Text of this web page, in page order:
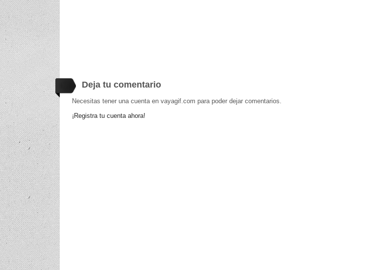
Deja tu comentario
Necesitas tener una cuenta en vayagif.com para poder dejar comentarios.
¡Registra tu cuenta ahora!